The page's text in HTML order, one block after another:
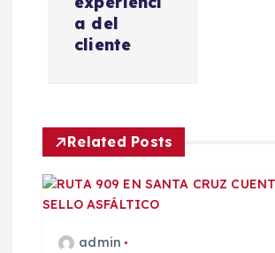
e
e
n
a del
cliente
Related Posts
admin